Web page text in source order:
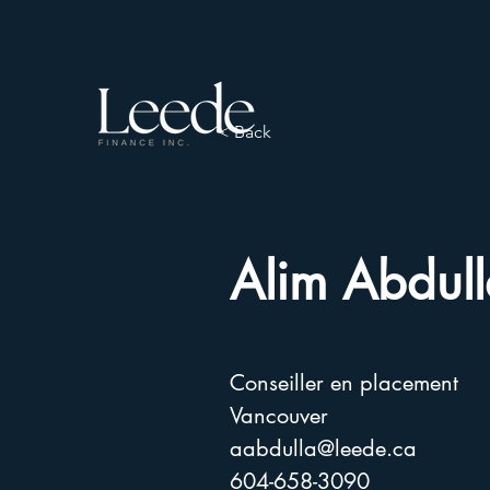
< Back
Alim
Conseiller en placement
Vancouver
aabdulla@leede.ca
604-658-3090